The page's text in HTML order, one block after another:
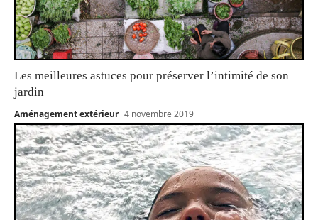
Les meilleures astuces pour préserver l’intimité de son
jardin
Aménagement extérieur 4 novembre 2019